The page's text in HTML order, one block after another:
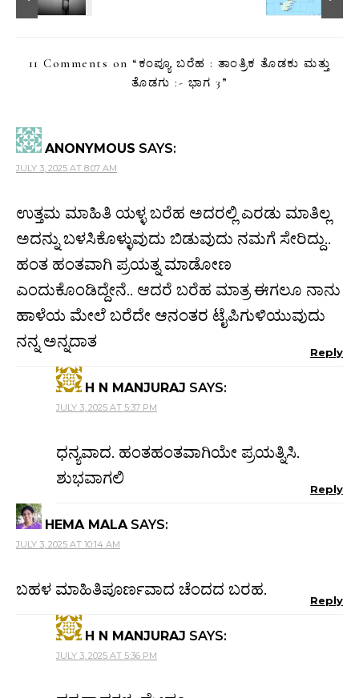
11 Comments on “ ಕಂಪ್ಯೂ ಬರೆಹ : ತಾಂತ್ರಿಕ ತೊಡಕು ಮತ್ತು
ತೊಡಗು :- ಭಾಗ 3 ”
ANONYMOUS SAYS:
JULY 3, 2025 AT 8:07 AM
ಉತ್ತಮ ಮಾಹಿತಿ ಯಳ್ಳ ಬರೆಹ ಅದರಲ್ಲಿ ಎರಡು ಮಾತಿಲ್ಲ
ಅದನ್ನು ಬಳಸಿಕೊಳ್ಳುವುದು ಬಿಡುವುದು ನಮಗೆ ಸೇರಿದ್ದು..
ಹಂತ ಹಂತವಾಗಿ ಪ್ರಯತ್ನ ಮಾಡೋಣ
ಎಂದುಕೊಂಡಿದ್ದೇನೆ.. ಆದರೆ ಬರೆಹ ಮಾತ್ರ ಈಗಲೂ ನಾನು
ಹಾಳೆಯ ಮೇಲೆ ಬರೆದೇ ಆನಂತರ ಟೈಪಿಗುಳಿಯುವುದು
ನನ್ನ ಅನ್ನದಾತ
Reply
H N MANJURAJ SAYS:
JULY 3, 2025 AT 5:37 PM
ಧನ್ಯವಾದ. ಹಂತಹಂತವಾಗಿಯೇ ಪ್ರಯತ್ನಿಸಿ.
ಶುಭವಾಗಲಿ
Reply
HEMA MALA SAYS:
JULY 3, 2025 AT 10:14 AM
ಬಹಳ ಮಾಹಿತಿಪೂರ್ಣವಾದ ಚೆಂದದ ಬರಹ.
Reply
H N MANJURAJ SAYS:
JULY 3, 2025 AT 5:36 PM